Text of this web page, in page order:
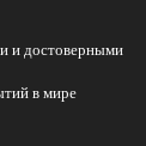
и достоверными
в мире